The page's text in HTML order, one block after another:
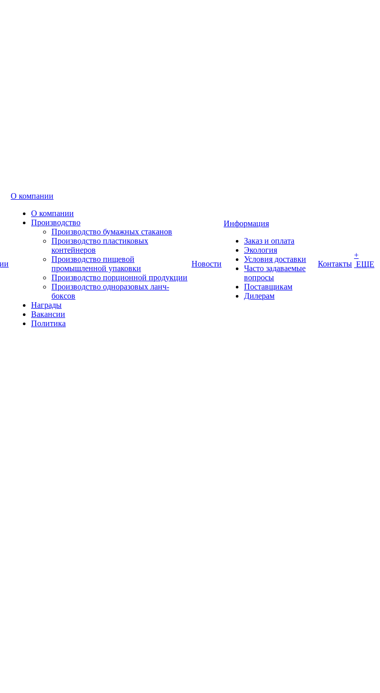
О компании
О компании
Производство
Производство бумажных стаканов
Производство пластиковых
контейнеров
Производство пищевой
промышленной упаковки
Производство порционной продукции
Производство одноразовых ланч-
боксов
Награды
Вакансии
Политика
Новости
Информация
Заказ и оплата
Экология
Условия доставки
Часто задаваемые
вопросы
Поставщикам
Дилерам
Контакты
+
ЕЩЕ